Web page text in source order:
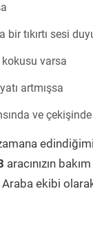
bir tıkırtı sesi
varsa
artmışsa
ve
aracınızın
ekibi